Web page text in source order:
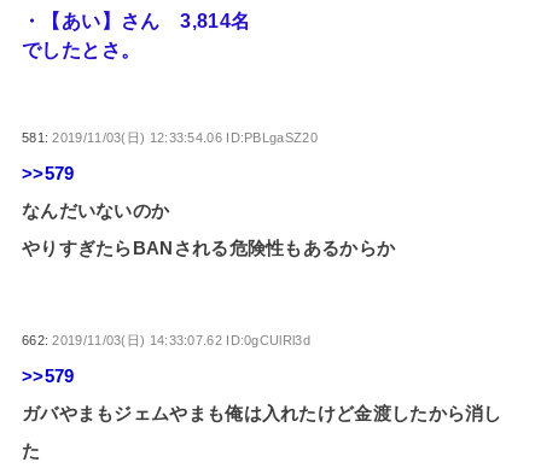
・【あい】さん 3,814名
でしたとさ。
581:2019/11/03(日) 12:33:54.06 ID:PBLgaSZ20
>>579
なんだいないのか
やりすぎたらBANされる危険性もあるからか
662:2019/11/03(日) 14:33:07.62 ID:0gCUlRl3d
>>579
ガバやまもジェムやまも俺は入れたけど金渡したから消し
た